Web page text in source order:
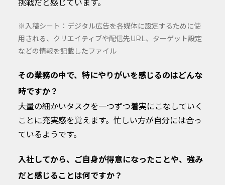
挑戦だと感じています。
※入稿シート：デジタル広告を各媒体に設定するために使
用される、クリエイティブや配信先URL、ターゲット設定
などの情報を記載したファイル
その業務の中で、特にやりがいを感じるのはどんな
時ですか？
大量の細かいタスクを一つずつ着実にこなしていく
ことに充実感を覚えます。忙しい方が自分には合っ
ているようです。
入社してから、ご自身が得意になったことや、強み
だと感じることは何ですか？